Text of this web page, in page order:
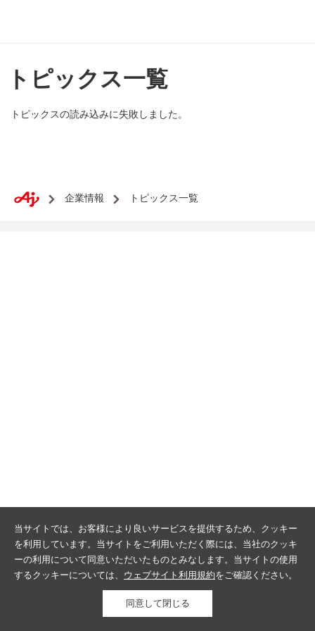
トピックス一覧
トピックスの読み込みに失敗しました。
企業情報 トピックス一覧
当サイトでは、お客様により良いサービスを提供するため、クッキー
を利用しています。当サイトをご利用いただく際には、当社のクッキ
ーの利用について同意いただいたものとみなします。当サイトの使用
するクッキーについては、 ウェブサイト利用規約をご確認ください。
同意して閉じる